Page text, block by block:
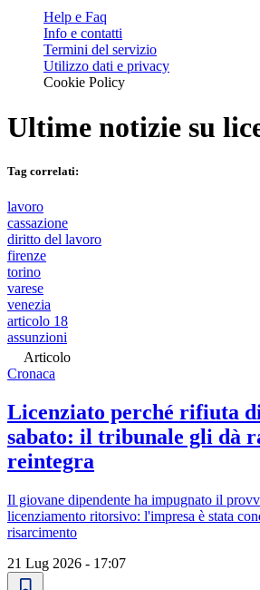
Help e Faq
Info e contatti
Termini del servizio
Utilizzo dati e privacy
Cookie Policy
Ultime notizie su
Tag correlati:
lavoro
cassazione
diritto del lavoro
firenze
torino
varese
venezia
articolo 18
assunzioni
Articolo
Cronaca
Licenziato perché rifiuta
sabato: il tribunale gli dà
reintegra
Il giovane dipendente ha impugnato il
licenziamento ritorsivo: l'impresa è stata
risarcimento
21 Lug 2026 - 17:07